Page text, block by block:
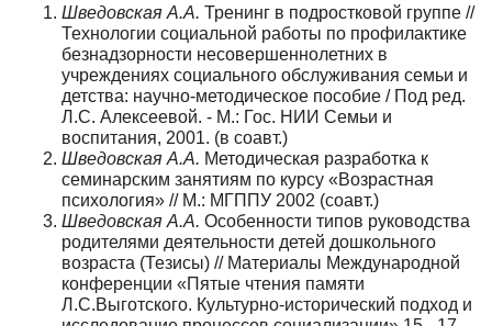
Шведовская А.А. Тренинг в подростковой группе //
Технологии социальной работы по профилактике
безнадзорности несовершеннолетних в
учреждениях социального обслуживания семьи и
детства: научно-методическое пособие / Под ред.
Л.С. Алексеевой. - М.: Гос. НИИ Семьи и
воспитания, 2001. (в соавт.)
Шведовская А.А. Методическая разработка к
семинарским занятиям по курсу «Возрастная
психология» // М.: МГППУ 2002 (соавт.)
Шведовская А.А. Особенности типов руководства
родителями деятельности детей дошкольного
возраста (Тезисы) // Материалы Международной
конференции «Пятые чтения памяти
Л.С.Выготского. Культурно-исторический подход и